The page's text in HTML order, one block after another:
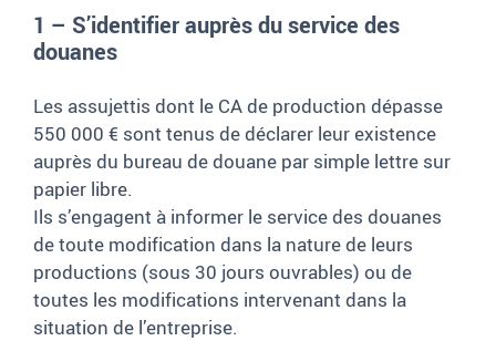
1 – S’identifier auprès du service des
douanes
Les assujettis dont le CA de production dépasse
550 000 € sont tenus de déclarer leur existence
auprès du bureau de douane par simple lettre sur
papier libre.
Ils s’engagent à informer le service des douanes
de toute modification dans la nature de leurs
productions (sous 30 jours ouvrables) ou de
toutes les modifications intervenant dans la
situation de l’entreprise.